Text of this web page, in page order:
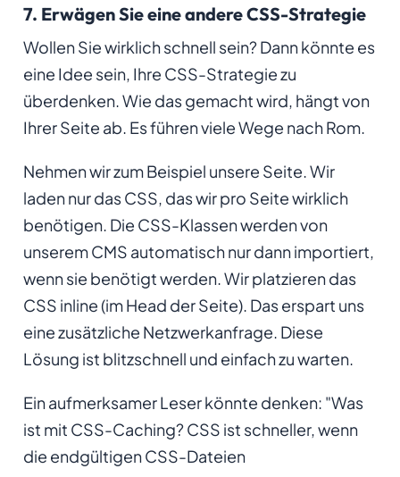
7. Erwägen Sie eine andere CSS-Strategie
Wollen Sie wirklich schnell sein? Dann könnte es
eine Idee sein, Ihre CSS-Strategie zu
überdenken. Wie das gemacht wird, hängt von
Ihrer Seite ab. Es führen viele Wege nach Rom.
Nehmen wir zum Beispiel unsere Seite. Wir
laden nur das CSS, das wir pro Seite wirklich
benötigen. Die CSS-Klassen werden von
unserem CMS automatisch nur dann importiert,
wenn sie benötigt werden. Wir platzieren das
CSS inline (im Head der Seite). Das erspart uns
eine zusätzliche Netzwerkanfrage. Diese
Lösung ist blitzschnell und einfach zu warten.
Ein aufmerksamer Leser könnte denken: "Was
ist mit CSS-Caching? CSS ist schneller, wenn
die endgültigen CSS-Dateien